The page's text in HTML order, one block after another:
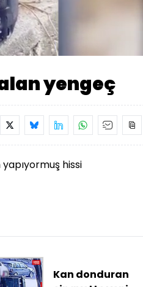
360
yengeç
hissi
Kan donduran